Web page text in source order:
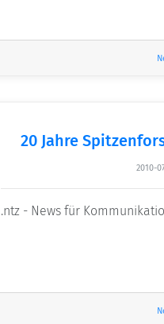
20 Jahre
2010-
.ntz - News für